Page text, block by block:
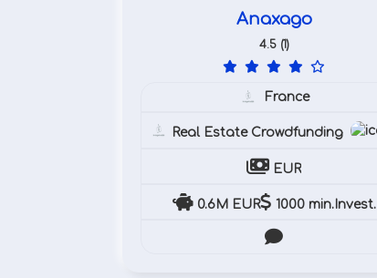
Anaxago
4.5 (1)
France
Real Estate Crowdfunding
EUR
0.6M EUR 1000 min.Invest.